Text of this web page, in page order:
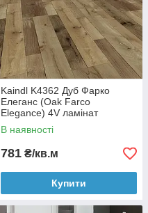
Kaindl K4362 Дуб Фарко
Елеганс (Oak Farco
Elegance) 4V ламінат
В наявності
781 ₴/кв.м
Купити